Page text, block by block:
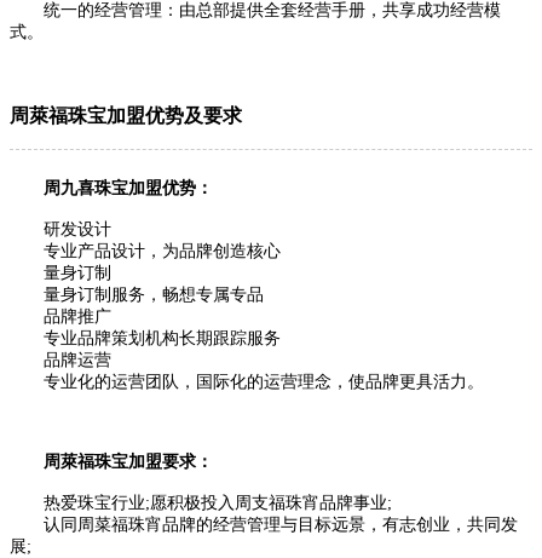
统一的经营管理：由总部提供全套经营手册，共享成功经营模
式。
周萊福珠宝加盟优势及要求
周九喜珠宝加盟优势：
研发设计
专业产品设计，为品牌创造核心
量身订制
量身订制服务，畅想专属专品
品牌推广
专业品牌策划机构长期跟踪服务
品牌运营
专业化的运营团队，国际化的运营理念，使品牌更具活力。
周萊福珠宝加盟要求：
热爱珠宝行业;愿积极投入周支福珠宵品牌事业;
认同周菜福珠宵品牌的经营管理与目标远景，有志创业，共同发
展;